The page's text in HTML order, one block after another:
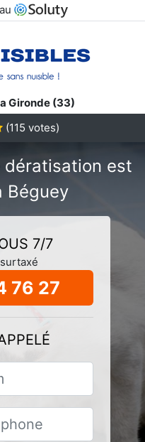
Gironde (33)
(115 votes)
est
Béguey
7/7
76 27